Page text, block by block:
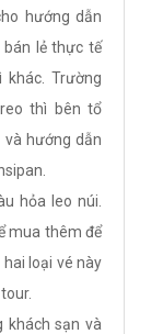
hướng dẫn
lẻ thực tế
Trường
thì bên tổ
hướng dẫn
hỏa leo núi.
mua thêm để
loại vé này
khách sạn và